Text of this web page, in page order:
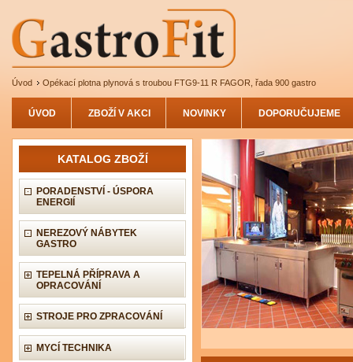
Úvod Opékací plotna plynová s troubou FTG9-11 R FAGOR, řada 900 gastro
ÚVOD ZBOŽÍ V AKCI NOVINKY DOPORUČUJEME
KATALOG ZBOŽÍ
PORADENSTVÍ - ÚSPORA
ENERGIÍ
NEREZOVÝ NÁBYTEK
GASTRO
TEPELNÁ PŘÍPRAVA A
OPRACOVÁNÍ
STROJE PRO ZPRACOVÁNÍ
MYCÍ TECHNIKA